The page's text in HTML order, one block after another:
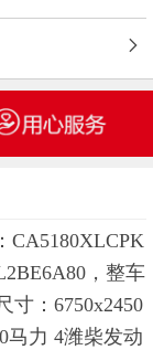
CA5180XLCPK
，整车
寸：6750x2450
马力 4潍柴发动